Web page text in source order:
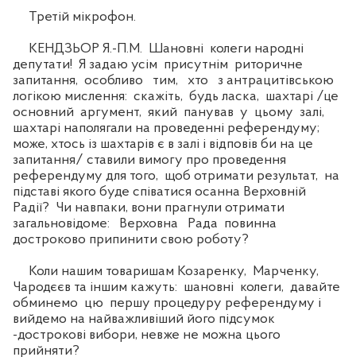
Третій мікрофон.
КЕНДЗЬОР Я.-П.М. Шановні колеги народні
депутати! Я задаю усім присутнім риторичне
запитання, особливо тим, хто з антрацитівською
логікою мислення: скажіть, будь ласка, шахтарі /це
основний аргумент, який панував у цьому залі,
шахтарі наполягали на проведенні референдуму;
може, хтось із шахтарів є в залі і відповів би на це
запитання/ ставили вимогу про проведення
референдуму для того, щоб отримати результат, на
підставі якого буде співатися осанна Верховній
Радії? Чи навпаки, вони прагнули отримати
загальновідоме: Верховна Рада повинна
достроково припинити свою роботу?
Коли нашим товаришам Козаренку, Марченку,
Чародєєв та іншим кажуть: шановні колеги, давайте
обминемо цю першу процедуру референдуму і
вийдемо на найважливіший його підсумок
-дострокові вибори, невже не можна цього
прийняти?